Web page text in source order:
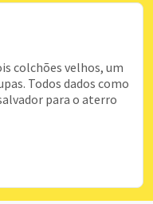
colchões velhos, um
Todos dados como
para o aterro